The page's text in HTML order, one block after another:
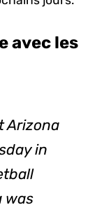
avec les
Arizona
in
was